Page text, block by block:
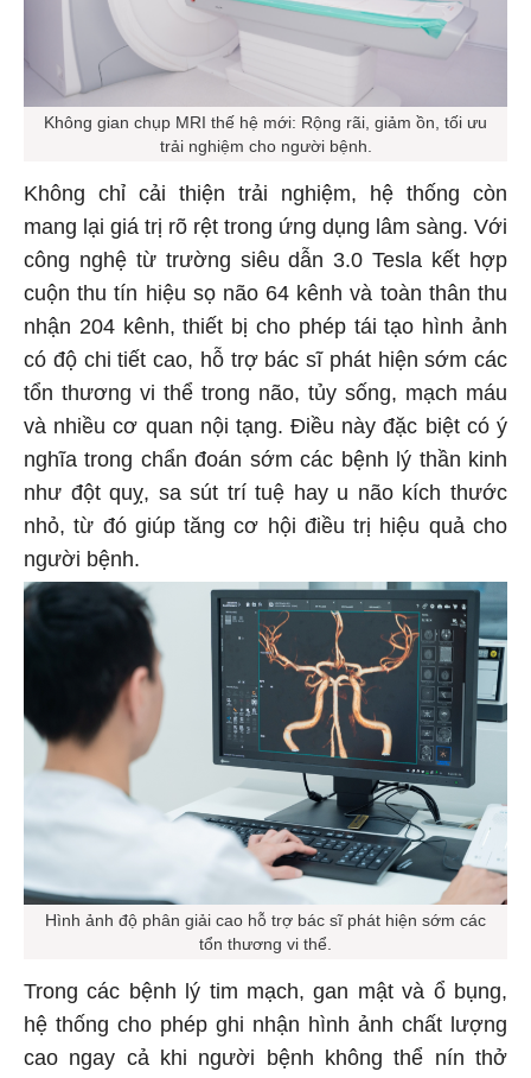
Không gian chụp MRI thế hệ mới: Rộng rãi, giảm ồn, tối ưu
trải nghiệm cho người bệnh.
Không chỉ cải thiện trải nghiệm, hệ thống còn
mang lại giá trị rõ rệt trong ứng dụng lâm sàng. Với
công nghệ từ trường siêu dẫn 3.0 Tesla kết hợp
cuộn thu tín hiệu sọ não 64 kênh và toàn thân thu
nhận 204 kênh, thiết bị cho phép tái tạo hình ảnh
có độ chi tiết cao, hỗ trợ bác sĩ phát hiện sớm các
tổn thương vi thể trong não, tủy sống, mạch máu
và nhiều cơ quan nội tạng. Điều này đặc biệt có ý
nghĩa trong chẩn đoán sớm các bệnh lý thần kinh
như đột quỵ, sa sút trí tuệ hay u não kích thước
nhỏ, từ đó giúp tăng cơ hội điều trị hiệu quả cho
người bệnh.
Hình ảnh độ phân giải cao hỗ trợ bác sĩ phát hiện sớm các
tổn thương vi thể.
Trong các bệnh lý tim mạch, gan mật và ổ bụng,
hệ thống cho phép ghi nhận hình ảnh chất lượng
cao ngay cả khi người bệnh không thể nín thở